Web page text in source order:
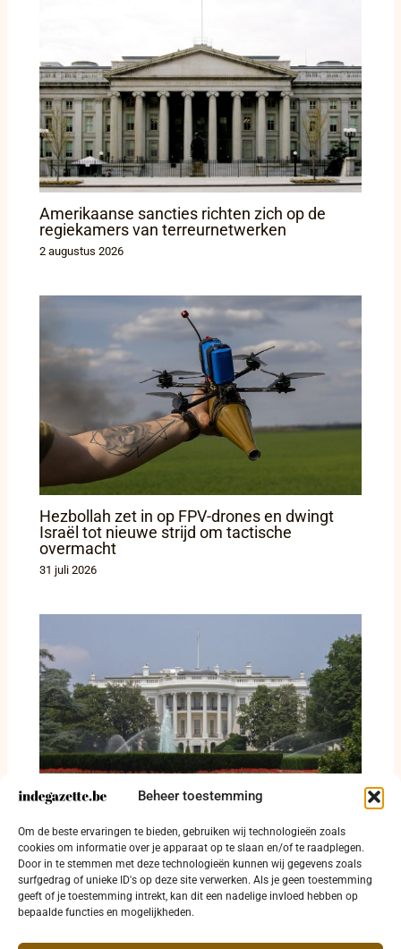
Beheer toestemming
Om de beste ervaringen te bieden, gebruiken wij technologieën zoals
cookies om informatie over je apparaat op te slaan en/of te raadplegen.
Door in te stemmen met deze technologieën kunnen wij gegevens zoals
surfgedrag of unieke ID's op deze site verwerken. Als je geen toestemming
geeft of je toestemming intrekt, kan dit een nadelige invloed hebben op
bepaalde functies en mogelijkheden.
Amerikaanse sancties richten zich op de
regiekamers van terreurnetwerken
2 augustus 2026
Hezbollah zet in op FPV-drones en dwingt
Israël tot nieuwe strijd om tactische
overmacht
31 juli 2026
Washington treft financieel netwerk rond
Hamas en Egyptische Moslimbroederschap
28 juli 2026